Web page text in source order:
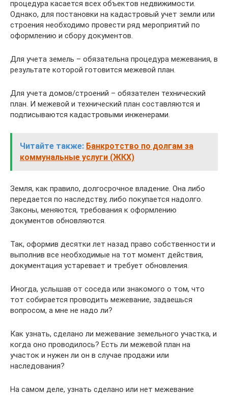
процедура касается всех объектов недвижимости.
Однако, для постановки на кадастровый учет земли или
строения необходимо провести ряд мероприятий по
оформлению и сбору документов.
Для учета земель – обязательна процедура межевания, в
результате которой готовится межевой план.
Для учета домов/строений – обязателен технический
план. И межевой и технический план составляются и
подписываются кадастровыми инженерами.
Читайте также: Банкротство по долгам за
коммунальные услуги (ЖКХ)
Земля, как правило, долгосрочное владение. Она либо
передается по наследству, либо покупается надолго.
Законы, меняются, требования к оформлению
документов обновляются.
Так, оформив десятки лет назад право собственности и
выполнив все необходимые на тот момент действия,
документация устаревает и требует обновления.
Иногда, услышав от соседа или знакомого о том, что
тот собирается проводить межевание, задаешься
вопросом, а мне не надо ли?
Как узнать, сделано ли межевание земельного участка, и
когда оно проводилось? Есть ли межевой план на
участок и нужен ли он в случае продажи или
наследования?
На самом деле, узнать сделано или нет межевание